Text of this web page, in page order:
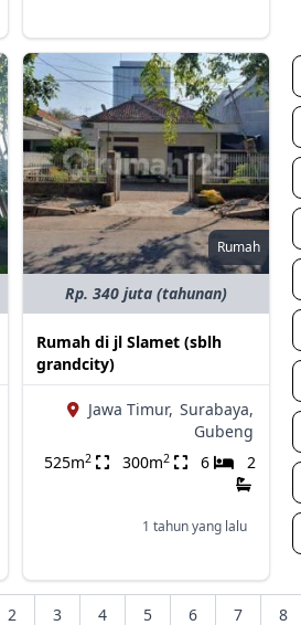
Rumah
Rp. 340 juta (tahunan)
Rumah di jl Slamet (sblh
grandcity)
Jawa Timur, Surabaya,
Gubeng
525m2 300m2 6 2
1 tahun yang lalu
2 3 4 5 6 7 8